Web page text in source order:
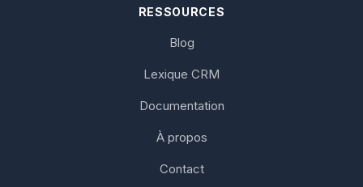
RESSOURCES
Blog
Lexique CRM
Documentation
À propos
Contact